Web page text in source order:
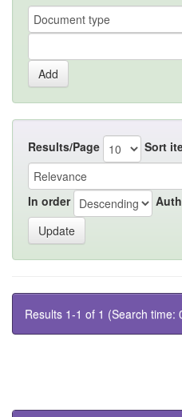
Results/Page Sort
In order
Results 1-1 of 1 (Search time: